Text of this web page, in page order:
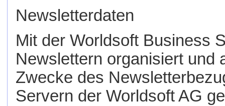
Newsletterdaten
Mit der Worldsoft Business
Newslettern organisiert und
Zwecke des
Servern der Worldsoft AG